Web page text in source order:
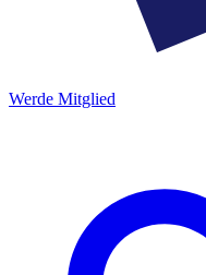
Werde Mitglied